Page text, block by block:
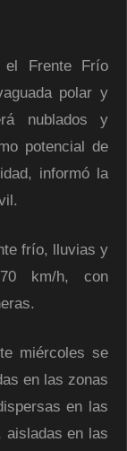
el Frente Frío
polar y
nublados y
potencial de
informó la
frío, lluvias y
km/h, con
miércoles se
en las zonas
en las
aisladas en las